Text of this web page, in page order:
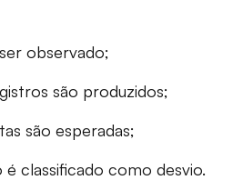
observado;
são produzidos;
são esperadas;
é classificado como desvio.